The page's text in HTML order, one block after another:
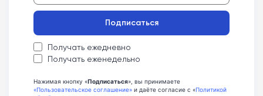
Получать ежедневно
Получать еженедельно
Подписаться
Нажимая кнопку «Подписаться», вы принимаете
«Пользовательское соглашение» и даёте согласие с «Политикой